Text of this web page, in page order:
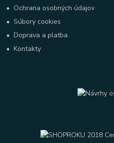
• Ochrana osobných údajov
•Súbory cookies
•Doprava a platba
•Kontakty